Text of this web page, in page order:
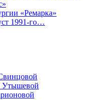
«Ремарка»
1991-го…
Утышевой